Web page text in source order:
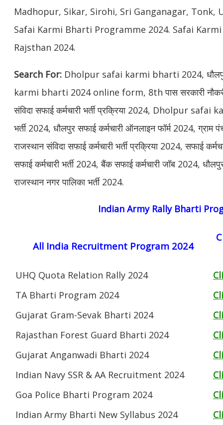
Madhopur, Sikar, Sirohi, Sri Ganganagar,
Safai Karmi Bharti Programme 2024. Safai
Rajsthan 2024.
Search For: Dholpur safai karmi bharti 2024, धौलपुर
karmi bharti 2024 online form, 8th पास सरकारी
संविदा सफाई कर्मचारी भर्ती प्रक्रिया 2024, Dholpur safai
भर्ती 2024, धौलपुर सफाई कर्मचारी ऑनलाइन फॉर्म 2024, ग्राम
राजस्थान संविदा सफाई कर्मचारी भर्ती प्रक्रिया 2024, सफाई
सफाई कर्मचारी भर्ती 2024, बैंक सफाई कर्मचारी जॉब 2024,
राजस्थान नगर पालिका भर्ती 2024.
Indian Army Rally Bharti
All India Recruitment Program 2024
UHQ Quota Relation Rally 2024
TA Bharti Program 2024
Gujarat Gram-Sevak Bharti 2024
Rajasthan Forest Guard Bharti 2024
Gujarat Anganwadi Bharti 2024
Indian Navy SSR & AA Recruitment 2024
Goa Police Bharti Program 2024
Indian Army Bharti New Syllabus 2024